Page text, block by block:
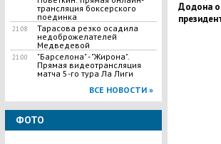
трансляция боксерского
поединка
21:08
Тарасова резко осадила
недоброжелателей
Медведевой
21:00
"Барселона" - "Жирона".
Прямая видеотрансляция
матча 5-го тура Ла Лиги
ВСЕ НОВОСТИ »
ФОТО
Додона